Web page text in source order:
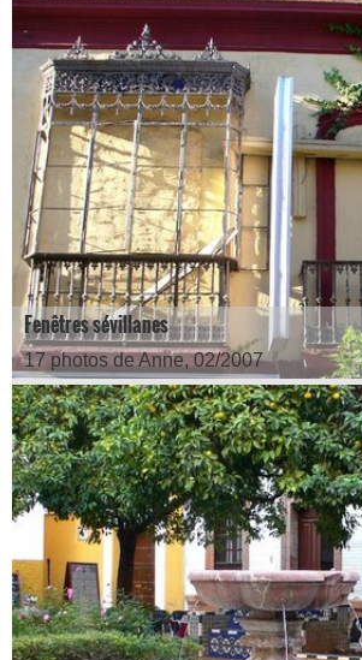
Fenêtres sévillanes
17 photos de Anne, 02/2007